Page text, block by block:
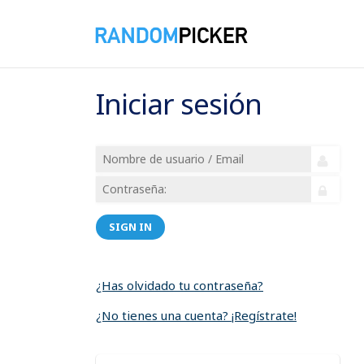
Iniciar sesión
SIGN IN
¿Has olvidado tu contraseña?
¿No tienes una cuenta? ¡Regístrate!